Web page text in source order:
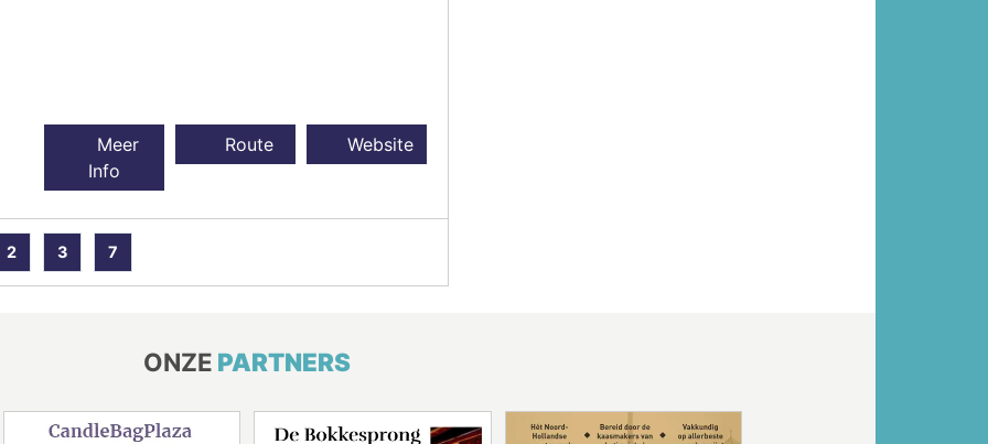
Meer
Info
Route Website
2 3 7
ONZE PARTNERS